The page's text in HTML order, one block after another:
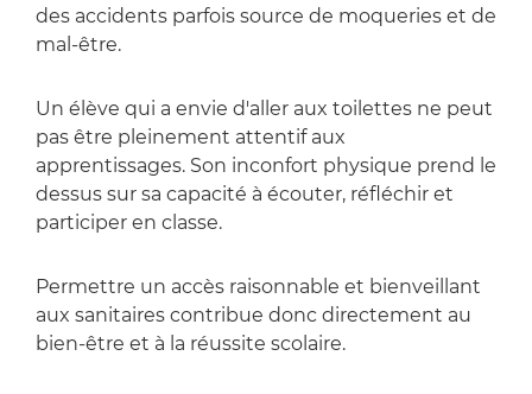
des accidents parfois source de moqueries et de
mal-être.
Un élève qui a envie d'aller aux toilettes ne peut
pas être pleinement attentif aux
apprentissages. Son inconfort physique prend le
dessus sur sa capacité à écouter, réfléchir et
participer en classe.
Permettre un accès raisonnable et bienveillant
aux sanitaires contribue donc directement au
bien-être et à la réussite scolaire.